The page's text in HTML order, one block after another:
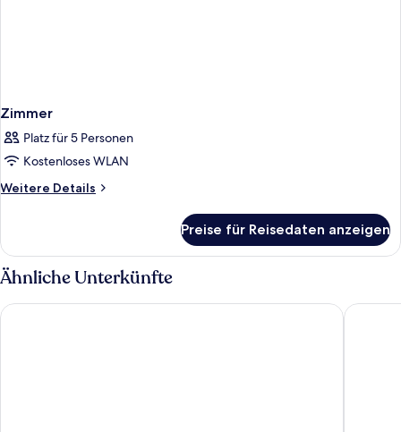
Zimmer
Platz für 5 Personen
Kostenloses WLAN
Weitere Details
Weitere
Preise für Reisedaten anzeigen
Ähnliche Unterkünfte
Hotel Sirmione Terme Hotel